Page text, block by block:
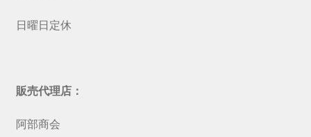
日曜日定休
販売代理店：
阿部商会